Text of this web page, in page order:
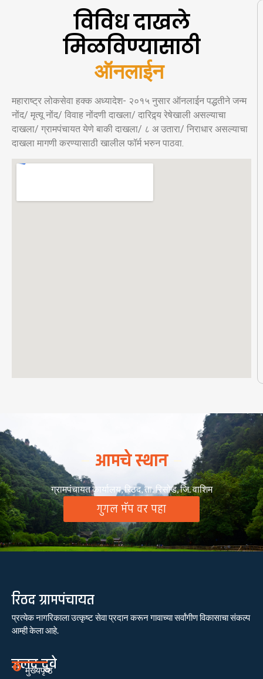
विविध दाखले
मिळविण्यासाठी
ऑनलईन अ
महाराष्ट्र लोकसेवा हक्क अध्यादेश- २०१५ नुसार ऑनलाईन पद्धतीने जन्म
नोंद/ मृत्यू नोंद/ विवाह नोंदणी दाखला/ दारिद्र्य रेषेखाली असल्याचा
दाखला/ ग्रामपंचायत येणे बाकी दाखला/ ८ अ उतारा/ निराधार असल्याचा
दाखला मागणी करण्यासाठी खालील फॉर्म भरुन पाठवा.
आमचे स्थान
ग्रामपंचायत कार्यालय, रिठद, ता. रिसोड, जि. वाशिम
गुगल मॅप वर पहा
रिठद ग्रामपंचायत
प्रत्येक नागरिकाला उत्कृष्ट सेवा प्रदान करून गावाच्या सर्वांगीण विकासाचा संकल्प
आम्ही केला आहे.
जलद दुवे
मुख्यपृष्ठ